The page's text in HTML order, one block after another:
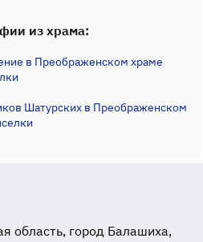
из храма:
в Преображенском храме
Шатурских в Преображенском
область, город Балашиха,